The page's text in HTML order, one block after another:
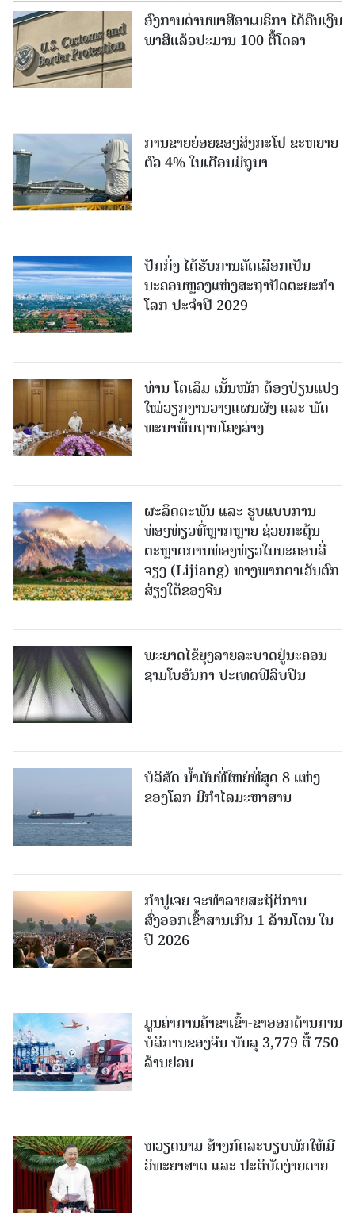
ອົງການດ່ານພາສີອາເມຣິກາ ໄດ້ຄືນເງິນ
ພາສີແລ້ວປະມານ 100 ຕື້ໂດລາ
ການຂາຍຍ່ອຍຂອງສິງກະໂປ ຂະຫຍາຍ
ຕົວ 4% ໃນເດືອນມິຖຸນາ
ປັກກິ່ງ ໄດ້ຮັບການຄັດເລືອກເປັນ
ນະຄອນຫຼວງແຫ່ງສະຖາປັດຕະຍະກຳ
ໂລກ ປະຈຳປີ 2029
ທ່ານ ໂຕ​ເລິມ ເນັ້ນໜັກ ຕ້ອງ​ປ່ຽນ​ແປງ​
ໃໝ່​ວຽກ​ງານ​ວາງ​ແຜນ​ຜັງ ແລະ ​ພັດ​
ທະ​ນາ​ພື້ນ​ຖານ​ໂຄງ​ລ່າງ
ຜະລິດຕະພັນ ແລະ ຮູບແບບການ
ທ່ອງທ່ຽວທີ່ຫຼາກຫຼາຍ ຊ່ວຍກະຕຸ້ນ
ຕະຫຼາດການທ່ອງທ່ຽວໃນນະຄອນລີ່
ຈຽງ (Lijiang) ທາງພາກຕາເວັນຕົກ
ສ່ຽງໃຕ້ຂອງຈີນ
ພະຍາດໄຂ້ຍຸງລາຍລະບາດຢູ່ນະຄອນ
ຊາມໂບ​ອັນກາ ປະເທດຟີລິບປິນ
ບໍລິສັດ ນ້ຳມັນທີ່ໃຫຍ່ທີ່ສຸດ 8 ແຫ່ງ
ຂອງໂລກ ມີກຳໄລມະຫາສານ
ກຳປູເຈຍ ຈະທຳລາຍສະຖິຕິການ
ສົ່ງອອກເຂົ້າສານເກີນ 1 ລ້ານໂຕນ ໃນ
ປີ 2026
ມູນຄ່າການຄ້າຂາເຂົ້າ-ຂາອອກດ້ານການ
ບໍລິການຂອງຈີນ ບັນລຸ 3,779 ຕື້ 750
ລ້ານຢວນ
ຫວຽດນາມ ສ້າງກົດລະບຽບພັກໃຫ້ມີ
ວິທະຍາສາດ ແລະ ປະຕິບັດງ່າຍດາຍ